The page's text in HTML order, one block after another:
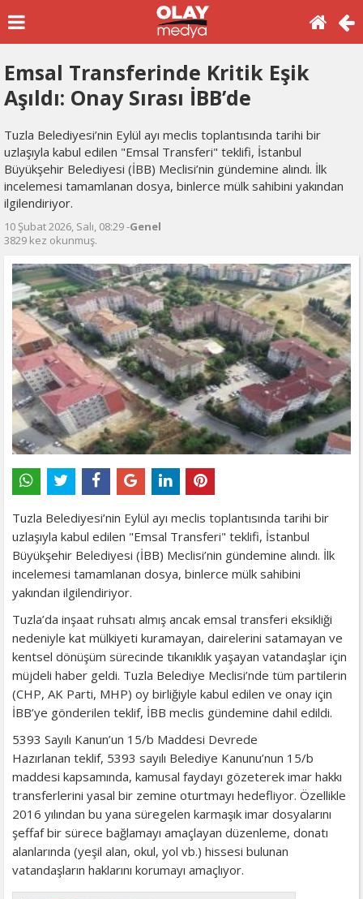
Emsal Transferinde Kritik Eşik
Aşıldı: Onay Sırası İBB’de
Tuzla Belediyesi’nin Eylül ayı meclis toplantısında tarihi bir
uzlaşıyla kabul edilen "Emsal Transferi" teklifi, İstanbul
Büyükşehir Belediyesi (İBB) Meclisi’nin gündemine alındı. İlk
incelemesi tamamlanan dosya, binlerce mülk sahibini yakından
ilgilendiriyor.
10 Şubat 2026, Salı, 08:29 -Genel
3829 kez okunmuş.
Tuzla Belediyesi’nin Eylül ayı meclis toplantısında tarihi bir
uzlaşıyla kabul edilen "Emsal Transferi" teklifi, İstanbul
Büyükşehir Belediyesi (İBB) Meclisi’nin gündemine alındı. İlk
incelemesi tamamlanan dosya, binlerce mülk sahibini
yakından ilgilendiriyor.
Tuzla’da inşaat ruhsatı almış ancak emsal transferi eksikliği
nedeniyle kat mülkiyeti kuramayan, dairelerini satamayan ve
kentsel dönüşüm sürecinde tıkanıklık yaşayan vatandaşlar için
müjdeli haber geldi. Tuzla Belediye Meclisi’nde tüm partilerin
(CHP, AK Parti, MHP) oy birliğiyle kabul edilen ve onay için
İBB’ye gönderilen teklif, İBB meclis gündemine dahil edildi.
5393 Sayılı Kanun’un 15/b Maddesi Devrede
Hazırlanan teklif, 5393 sayılı Belediye Kanunu’nun 15/b
maddesi kapsamında, kamusal faydayı gözeterek imar hakkı
transferlerini yasal bir zemine oturtmayı hedefliyor. Özellikle
2016 yılından bu yana süregelen karmaşık imar dosyalarını
şeffaf bir sürece bağlamayı amaçlayan düzenleme, donatı
alanlarında (yeşil alan, okul, yol vb.) hissesi bulunan
vatandaşların haklarını korumayı amaçlıyor.